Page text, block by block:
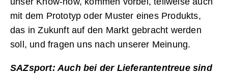
mit dem Prototyp oder Muster eines Produkts,
das in Zukunft auf den Markt gebracht werden
soll, und fragen uns nach unserer Meinung.
SAZsport: Auch bei der Lieferantentreue sind